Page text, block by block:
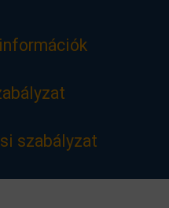
szabályzat